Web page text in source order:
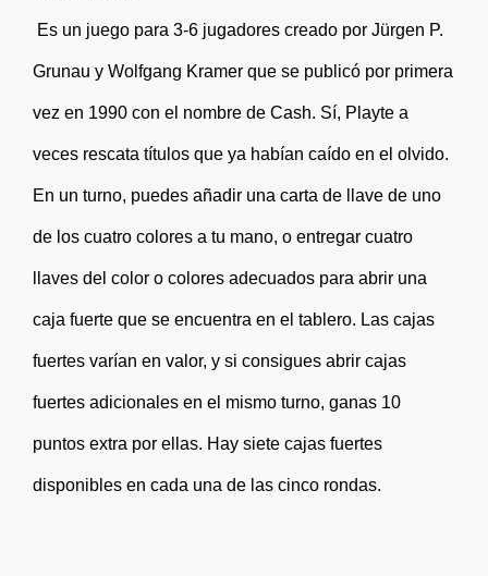
Es un juego para 3-6 jugadores creado por Jürgen P.
Grunau y Wolfgang Kramer que se publicó por primera
vez en 1990 con el nombre de Cash. Sí, Playte a
veces rescata títulos que ya habían caído en el olvido.
En un turno, puedes añadir una carta de llave de uno
de los cuatro colores a tu mano, o entregar cuatro
llaves del color o colores adecuados para abrir una
caja fuerte que se encuentra en el tablero. Las cajas
fuertes varían en valor, y si consigues abrir cajas
fuertes adicionales en el mismo turno, ganas 10
puntos extra por ellas. Hay siete cajas fuertes
disponibles en cada una de las cinco rondas.